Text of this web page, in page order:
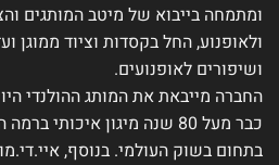
ומתמחה בייבוא של מיטב המותגים
ולאופנוע, החל בקסדות וציוד ממוגן
ושיפורים לאופנועים.
כבר מעל 80 שנה מיגון
בתחום בשוק העולמי. בנוסף,